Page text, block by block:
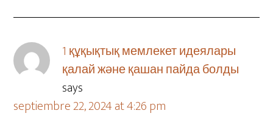
1 құқықтық мемлекет идеялары
қалай және қашан пайда болды
says
septiembre 22, 2024 at 4:26 pm